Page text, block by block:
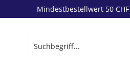
Mindestbestellwert 50